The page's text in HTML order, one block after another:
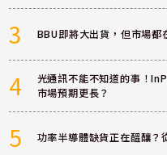
3 BBU即將大出貨，但市場都
4
光通訊不能不知道的事！
市場預期更長？
5 功率半導體缺貨正在醞釀？